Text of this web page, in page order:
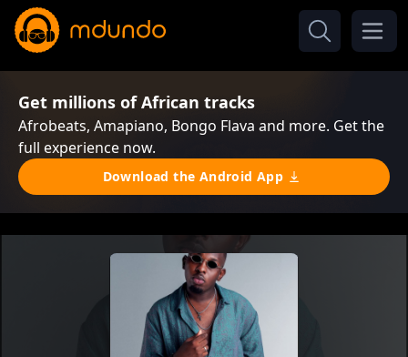
Get millions of African tracks
Afrobeats, Amapiano, Bongo Flava and more. Get the
full experience now.
Download the Android App